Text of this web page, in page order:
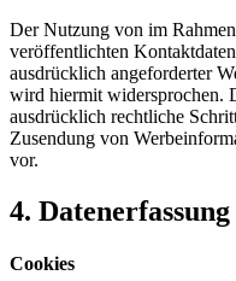
Der Nutzung von im
veröffentlichten
ausdrücklich angeforderter
wird hiermit widersprochen.
ausdrücklich rechtliche
Zusendung von
vor.
4.
Cookies